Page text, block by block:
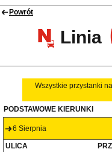
Powrót
Linia
Wszystkie przystanki
PODSTAWOWE KIERUNKI
6 Sierpnia
ULICA